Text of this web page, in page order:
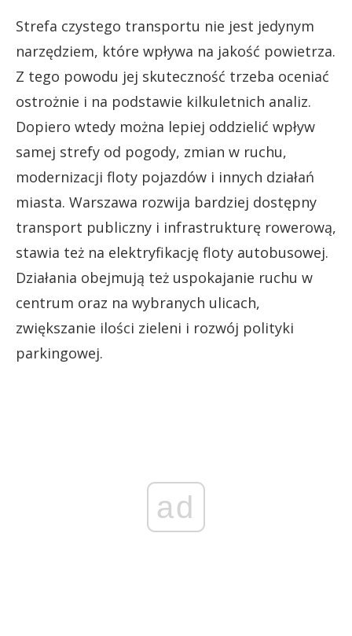
Strefa czystego transportu nie jest jedynym
narzędziem, które wpływa na jakość powietrza.
Z tego powodu jej skuteczność trzeba oceniać
ostrożnie i na podstawie kilkuletnich analiz.
Dopiero wtedy można lepiej oddzielić wpływ
samej strefy od pogody, zmian w ruchu,
modernizacji floty pojazdów i innych działań
miasta. Warszawa rozwija bardziej dostępny
transport publiczny i infrastrukturę rowerową,
stawia też na elektryfikację floty autobusowej.
Działania obejmują też uspokajanie ruchu w
centrum oraz na wybranych ulicach,
zwiększanie ilości zieleni i rozwój polityki
parkingowej.
ad